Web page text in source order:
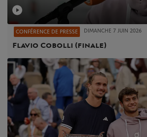
CONFÉRENCE DE PRESSE DIMANCHE 7 JUIN 2026
Flavio Cobolli (finale)